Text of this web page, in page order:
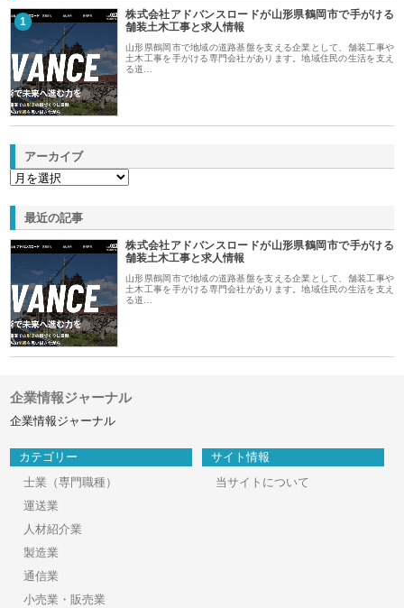
1
株式会社アドバンスロードが山形県鶴岡市で手がける
舗装土木工事と求人情報
山形県鶴岡市で地域の道路基盤を支える企業として、舗装工事や
土木工事を手がける専門会社があります。地域住民の生活を支え
る道…
アーカイブ
最近の記事
株式会社アドバンスロードが山形県鶴岡市で手がける
舗装土木工事と求人情報
山形県鶴岡市で地域の道路基盤を支える企業として、舗装工事や
土木工事を手がける専門会社があります。地域住民の生活を支え
る道…
企業情報ジャーナル
企業情報ジャーナル
カテゴリー
士業（専門職種）
運送業
人材紹介業
製造業
通信業
小売業・販売業
サイト情報
当サイトについて